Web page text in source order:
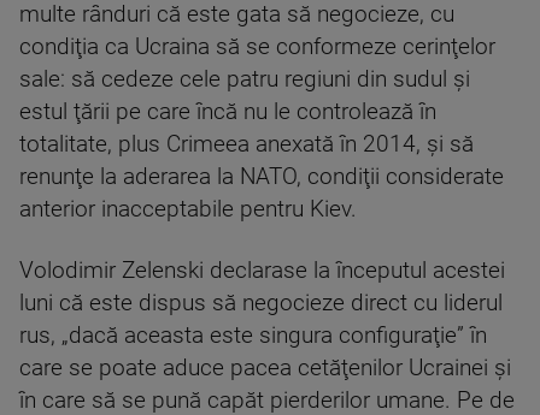
multe rânduri că este gata să negocieze, cu
condiţia ca Ucraina să se conformeze cerinţelor
sale: să cedeze cele patru regiuni din sudul şi
estul ţării pe care încă nu le controlează în
totalitate, plus Crimeea anexată în 2014, şi să
renunţe la aderarea la NATO, condiţii considerate
anterior inacceptabile pentru Kiev.
Volodimir Zelenski declarase la începutul acestei
luni că este dispus să negocieze direct cu liderul
rus, „dacă aceasta este singura configuraţie” în
care se poate aduce pacea cetăţenilor Ucrainei şi
în care să se pună capăt pierderilor umane. Pe de